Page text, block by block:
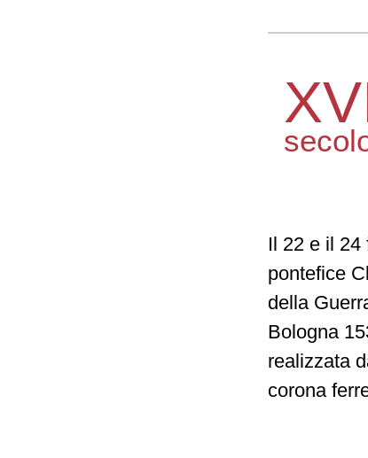
Il 22 e il 24
pontefice
della
Bologna
realizzata
corona